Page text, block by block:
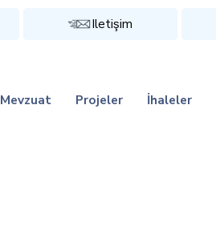
Iletişim
Mevzuat Projeler İhaleler